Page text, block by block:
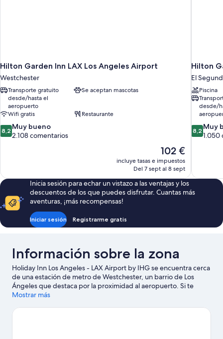
Hilton Garden Inn LAX Los Angeles Airport
Westchester
Transporte gratuito
desde/hasta el
aeropuerto
Se aceptan mascotas
Wifi gratis Restaurante
8.2
sobre
2.108 comentarios
8,2 Muy bueno
2.108 comentarios
El
precio
actual
de
102 €
102 €
incluye tasas e impuestos
Del 7 sept al 8 sept
Hilton
El
Piscina
desde/
8.2
sobre
1.050
8,2 Muy
1.050
Inicia sesión para echar un vistazo a las ventajas y los
descuentos de los que puedes disfrutar. Cuantas más
aventuras, ¡más recompensas!
Iniciar sesión Registrarme gratis
Información sobre la zona
Holiday Inn Los Angeles - LAX Airport by IHG se encuentra cerca
de una estación de metro de Westchester, un barrio de Los
Ángeles que destaca por la proximidad al aeropuerto. Si te
interesa la cultura, acércate a Kia Forum; si prefieres las
de Santa Mónica. ¿Te apetece disfrutar de un evento especial?
Mostrar más